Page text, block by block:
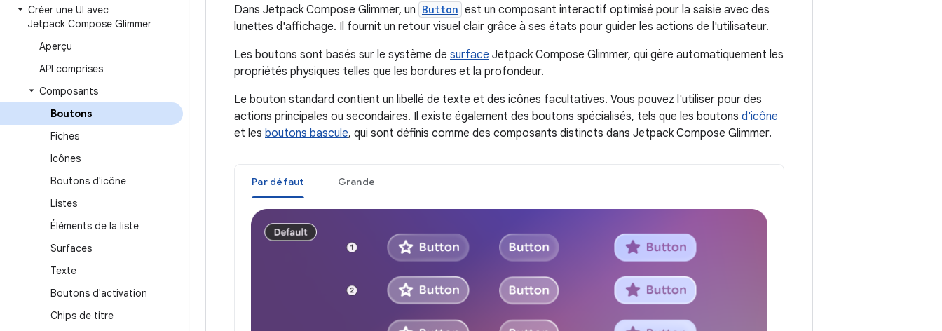
Créer une UI avec
Jetpack Compose Glimmer
Aperçu
API comprises
Composants
Boutons
Fiches
Icônes
Boutons d'icône
Listes
Éléments de la liste
Surfaces
Texte
Boutons d'activation
Chips de titre
Dans Jetpack Compose Glimmer, un Button est un composant interactif optimisé pour la saisie avec des
lunettes d'affichage. Il fournit un retour visuel clair grâce à ses états pour guider les actions de l'utilisateur.
Les boutons sont basés sur le système de surface Jetpack Compose Glimmer, qui gère automatiquement les
propriétés physiques telles que les bordures et la profondeur.
Le bouton standard contient un libellé de texte et des icônes facultatives. Vous pouvez l'utiliser pour des
actions principales ou secondaires. Il existe également des boutons spécialisés, tels que les boutons d'icône
et les boutons bascule, qui sont définis comme des composants distincts dans Jetpack Compose Glimmer.
Par défaut Grande